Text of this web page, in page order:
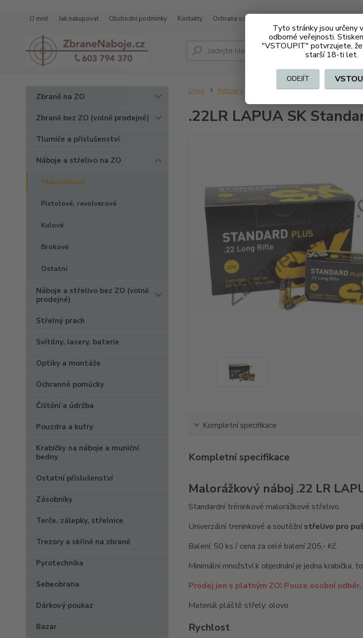
Tyto stránky jsou určeny
odborné veřejnosti.
"VSTOUPIT" potvrzujete,
starší 18-ti let.
ODEJÍT
O mně Jak nakupovat Obchodní podmínky Kontakty Ochrana soukromí
Zbraně na ZO
Zbraně bez ZO (volně prodejné)
Tlumiče a příslušenství
Náboje a střelivo na ZO
Malorážkové
Pistolové, revolverové
Kulové
Brokové
Ostatní
Náboje a střelivo bez ZO (volně
prodejné)
Střelný prach
Svítilny, lasery, baterie
Optiky a montáže
Ochranné pomůcky
Čištění a údržba
Pouzdra a kufry
Krabičky na náboje a muniční
bedny
Ostatní příslušenství
Zásobníky
Terče, zálepky, střelnice
Trezory a skříně na zbraně
Pyrotechnika
Sebeobrana
Dárkový poukaz
Bazar
Úvod Náboje a střelivo na ZO Malorážkové
.22LR LAPUA SK
Kompletní specifikace
Kompletní specifikace
Malorážkový náboj .22 LR
Standardní tréninkové malorážkové střelivo.
Univerzální treninkové a soutěžnístřelivo pro
Balení: 50 ks / cena za celé balení 205,- Kč.
Minimální množství k objednání je jedna krabička,
Prodej jen s platným ZO! Pouze osobní odběr.
Materiál pláště střely: olovo
Rychlost